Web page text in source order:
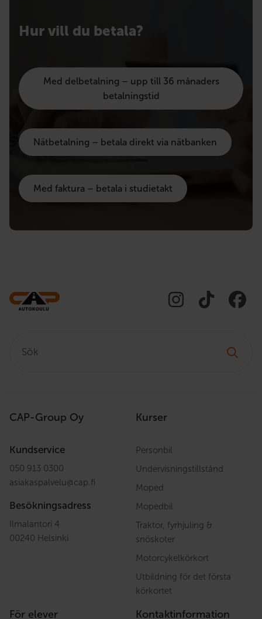
Hur vill du betala?
Med delbetalning – upp till 36 månaders
betalningstid
Nätbetalning – betala direkt via nätbanken
Med faktura – betala i studietakt
CAP-Group Oy
Kundservice
050 913 0300
asiakaspalvelu@cap.fi
Besökningsadress
Ilmalantori 4
00240 Helsinki
Kurser
Personbil
Undervisningstillstånd
Moped
Mopedbil
Traktor, fyrhjuling &
snöskoter
Motorcykelkörkort
Utbildning för det första
körkortet
För elever Kontaktinformation